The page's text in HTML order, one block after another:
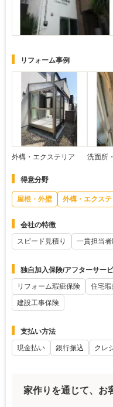
リフォーム事例
外構・エクステリア 洗面所
得意分野
屋根・外壁 外構・エクス
会社の特徴
スピード見積り
一貫担当者
独自加入保険/アフターサー
リフォーム瑕疵保険
住宅
建設工事保険
支払い方法
現金払い
銀行振込 クレ
家作りを通じて、お